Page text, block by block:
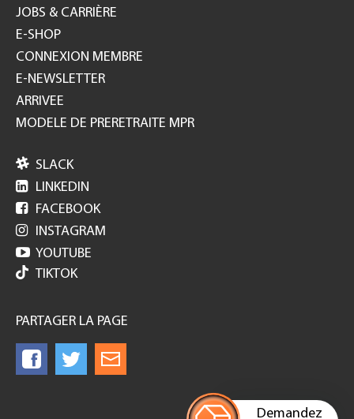
Demandez
JOBS & CARRIÈRE
E-SHOP
CONNEXION MEMBRE
E-NEWSLETTER
ARRIVEE
MODELE DE PRERETRAITE MPR
 SLACK
 LINKEDIN
 FACEBOOK
 INSTAGRAM
 YOUTUBE
TIKTOK
PARTAGER LA PAGE